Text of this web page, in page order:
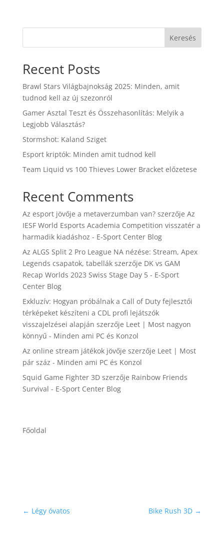
Keresés
Recent Posts
Brawl Stars Világbajnokság 2025: Minden, amit
tudnod kell az új szezonról
Gamer Asztal Teszt és Összehasonlítás: Melyik a
Legjobb Választás?
Stormshot: Kaland Sziget
Esport kriptók: Minden amit tudnod kell
Team Liquid vs 100 Thieves Lower Bracket előzetese
Recent Comments
Az esport jövője a metaverzumban van?szerzője Az
IESF World Esports Academia Competition visszatér a
harmadik kiadáshoz - E-Sport Center Blog
Az ALGS Split 2 Pro League NA nézése: Stream, Apex
Legends csapatok, tabellákszerzője DK vs GAM
Recap Worlds 2023 Swiss Stage Day 5 - E-Sport
Center Blog
Exkluzív: Hogyan próbálnak a Call of Duty fejlesztői
térképeket készíteni a CDL profi lejátszók
visszajelzései alapján szerzője Leet | Most nagyon
könnyű - Minden ami PC és Konzol
Az online stream játékok jövője szerzője Leet | Most
pár száz - Minden ami PC és Konzol
Squid Game Fighter 3Dszerzője Rainbow Friends
Survival - E-Sport Center Blog
Főoldal
← Légy óvatos Bike Rush 3D →